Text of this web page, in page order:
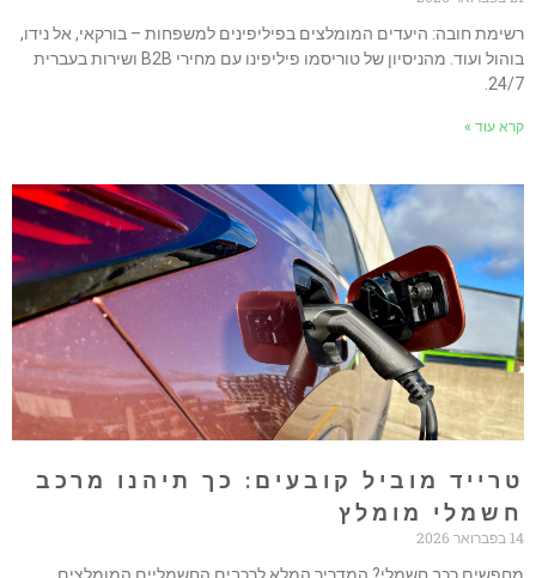
חובה: היעדים המומלצים בפיליפינים למשפחות – בורקאי, אל נידו,
בוהול ועוד. מהניסיון של טוריסמו פיליפינו עם מחירי B2B ושירות בעברית
24/
עוד »
מוביל קובעים: כך תיהנו מרכב
מומלץ